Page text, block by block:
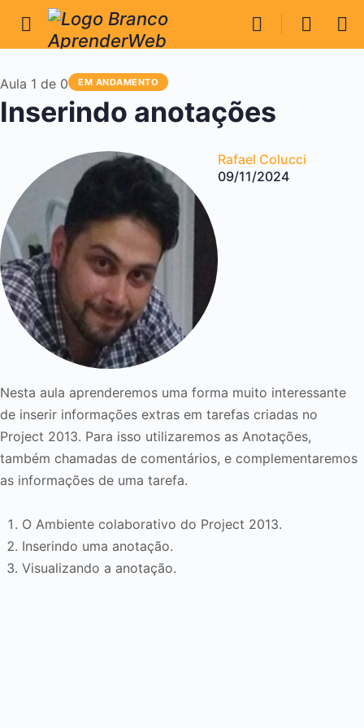
Aula 1 de 0 EM ANDAMENTO
Inserindo anotações
Rafael Colucci
09/11/2024
Nesta aula aprenderemos uma forma muito interessante
de inserir informações extras em tarefas criadas no
Project 2013. Para isso utilizaremos as Anotações,
também chamadas de comentários, e complementaremos
as informações de uma tarefa.
O Ambiente colaborativo do Project 2013.
Inserindo uma anotação.
Visualizando a anotação.